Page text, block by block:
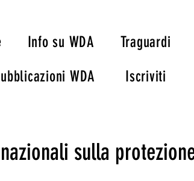
Info su WDA
Traguardi
WDA Iscriviti
sulla